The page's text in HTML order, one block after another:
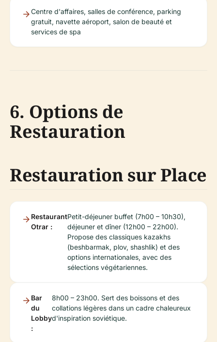
Centre d'affaires, salles de conférence, parking
gratuit, navette aéroport, salon de beauté et
services de spa
6. Options de
Restauration
Restauration sur Place
Restaurant
Otrar :
Petit-déjeuner buffet (7h00 – 10h30),
déjeuner et dîner (12h00 – 22h00).
Propose des classiques kazakhs
(beshbarmak, plov, shashlik) et des
options internationales, avec des
sélections végétariennes.
Bar
du
Lobby
:
8h00 – 23h00. Sert des boissons et des
collations légères dans un cadre chaleureux
d'inspiration soviétique.